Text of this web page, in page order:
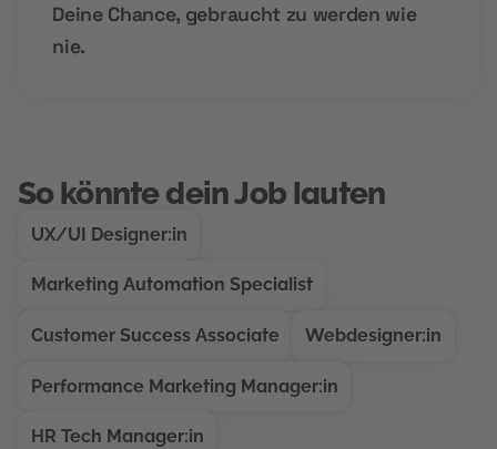
Deine Chance, gebraucht zu werden wie
nie.
So könnte dein Job lauten
UX/UI Designer:in
Marketing Automation Specialist
Customer Success Associate Webdesigner:in
Performance Marketing Manager:in
HR Tech Manager:in